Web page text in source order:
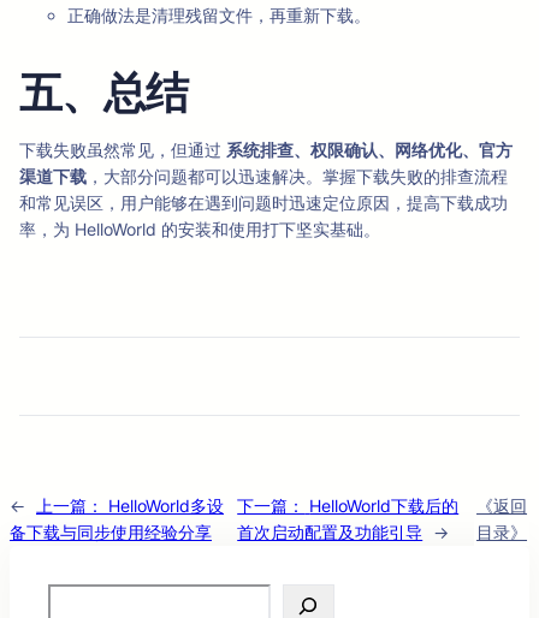
正确做法是清理残留文件，再重新下载。
五、总结
下载失败虽然常见，但通过 系统排查、权限确认、网络优化、官方
渠道下载 ，大部分问题都可以迅速解决。掌握下载失败的排查流程
和常见误区，用户能够在遇到问题时迅速定位原因，提高下载成功
率，为 HelloWorld 的安装和使用打下坚实基础。
← 上一篇：
HelloWorld多设
备下载与同步使用经验分享
下一篇：
HelloWorld下载后的
首次启动配置及功能引导
→
《返回
目录》